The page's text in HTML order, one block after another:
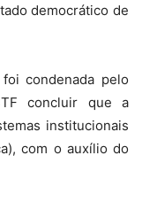
democrático de
condenada pelo
concluir que a
institucionais
com o auxílio do